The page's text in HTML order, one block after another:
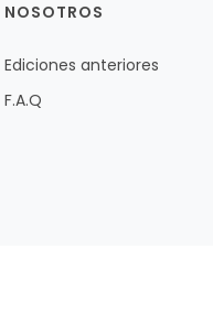
NOSOTROS
Ediciones anteriores
F.A.Q